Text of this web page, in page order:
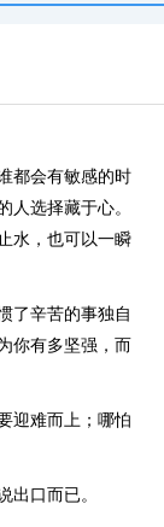
都会有敏感的时
人选择藏于心。
水，也可以一瞬
了辛苦的事独自
你有多坚强，而
迎难而上；哪怕
出口而已。